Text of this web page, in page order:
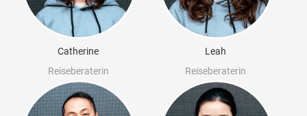
Catherine
Reiseberaterin
Leah
Reiseberaterin